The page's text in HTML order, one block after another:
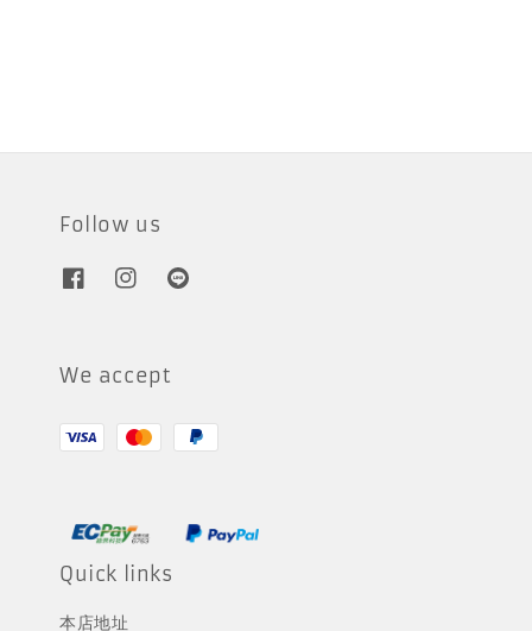
Follow us
We accept
Quick links
本店地址